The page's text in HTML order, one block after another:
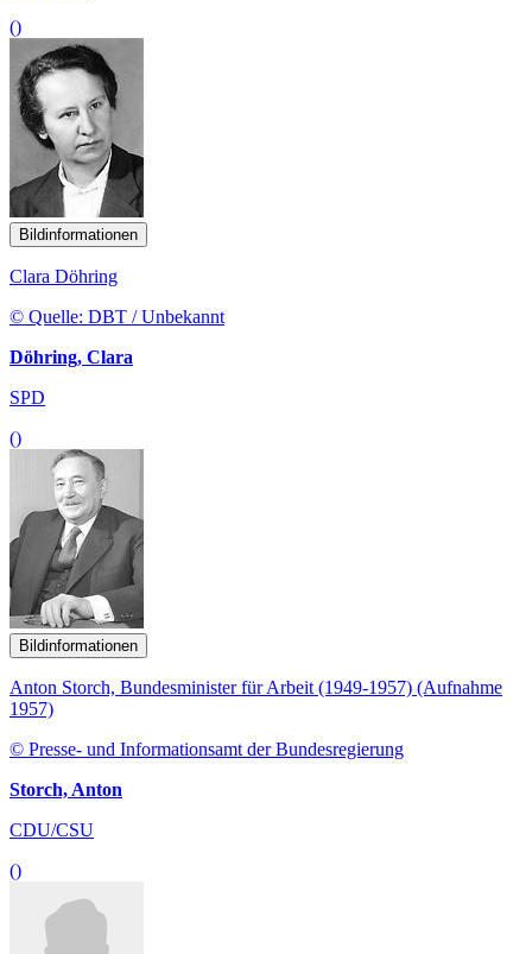
()
Bildinformationen
Clara Döhring
© Quelle: DBT / Unbekannt
Döhring, Clara
SPD
()
Bildinformationen
Anton Storch, Bundesminister für Arbeit (1949-1957) (Aufnahme
1957)
© Presse- und Informationsamt der Bundesregierung
Storch, Anton
CDU/CSU
()